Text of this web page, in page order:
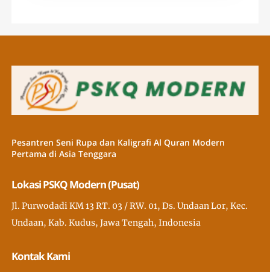
Pesantren Seni Rupa dan Kaligrafi Al Quran Modern
Pertama di Asia Tenggara
Lokasi PSKQ Modern (Pusat)
Jl. Purwodadi KM 13 RT. 03 / RW. 01, Ds. Undaan Lor, Kec.
Undaan, Kab. Kudus, Jawa Tengah, Indonesia
Kontak Kami